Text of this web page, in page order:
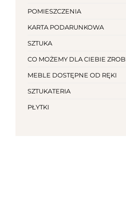
POMIESZCZENIA
KARTA PODARUNKOWA
SZTUKA
CO MOŻEMY DLA CIEBIE
MEBLE DOSTĘPNE OD RĘKI
SZTUKATERIA
PŁYTKI